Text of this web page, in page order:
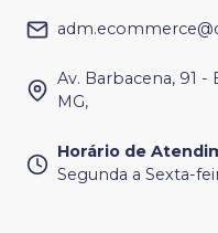
Av. Barbacena, 91
MG,
Horário de
Segunda a Sexta-